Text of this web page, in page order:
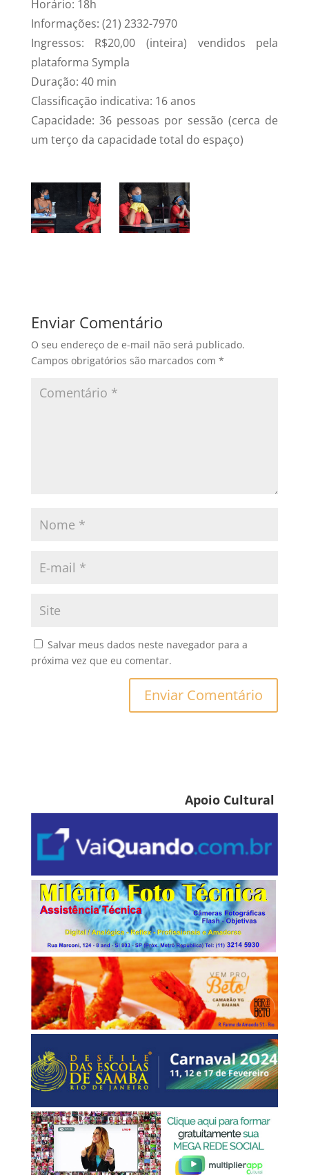
Horário: 18h
Informações: (21) 2332-7970
Ingressos: R$20,00 (inteira) vendidos pela
plataforma Sympla
Duração: 40 min
Classificação indicativa: 16 anos
Capacidade: 36 pessoas por sessão (cerca de
um terço da capacidade total do espaço)
Enviar Comentário
O seu endereço de e-mail não será publicado.
Campos obrigatórios são marcados com *
Salvar meus dados neste navegador para a
próxima vez que eu comentar.
Apoio Cultural